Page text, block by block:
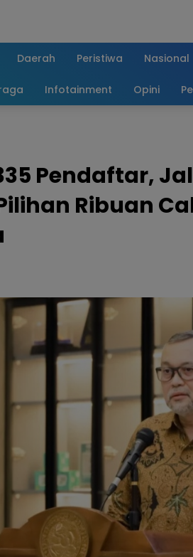
Daerah Peristiwa Nasional
Infotainment Opini
Pendaftar,
Ribuan